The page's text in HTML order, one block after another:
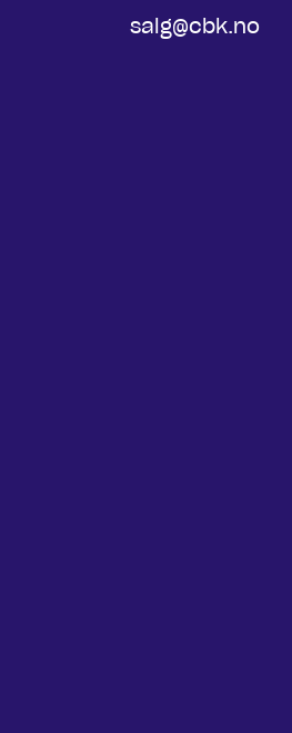
salg@cbk.no